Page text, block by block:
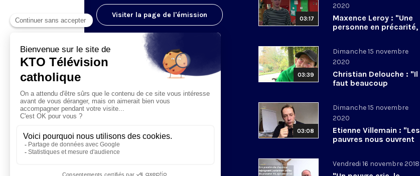
Visiter la page de l'émission 03:17
2020
Maxence Leroy : "Une
personne en précarité,
03:39
Dimanche 15 novembre
2020
Christian Delouche : "Il
faut beaucoup
03:08
Dimanche 15 novembre
2020
Etienne Villemain : "Les
pauvres nous ouvrent
Vendredi 16 novembre 2018